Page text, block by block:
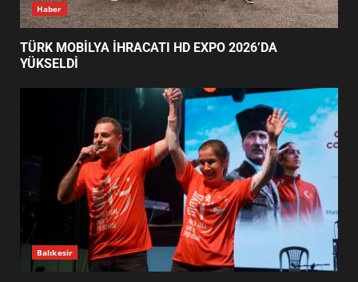
2
BALIKESİR’DE 19 MAYIS KORTEJİ
SOKAKLARI DOLDURDU
SİBER VATAN’DA NEFES KESEN
YARI FİNAL! 24 GENÇ YARIŞTI
4
ALTIEYLÜL’DE 19 MAYIS ŞÖLENİ
SOKAKLARA TAŞTI
Haber
TÜRK MOBİLYA İHRACATI HD EXPO 2026’DA
YÜKSELDİ
Balıkesir